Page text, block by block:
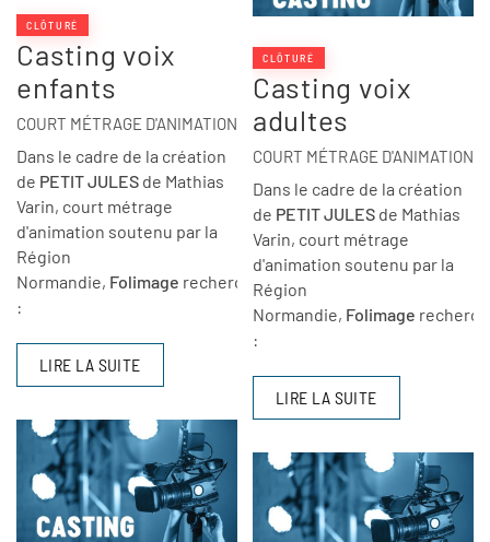
CLÔTURÉ
Casting voix
enfants
COURT MÉTRAGE D'ANIMATION
Dans le cadre de la création
de PETIT JULES de Mathias
Varin, court métrage
d'animation soutenu par la
Région
Normandie, Folimage recherche
:
LIRE LA SUITE
CLÔTURÉ
Casting voix
adultes
COURT MÉTRAGE D'ANIMATION
Dans le cadre de la création
de PETIT JULES de Mathias
Varin, court métrage
d'animation soutenu par la
Région
Normandie, Folimage
:
LIRE LA SUITE